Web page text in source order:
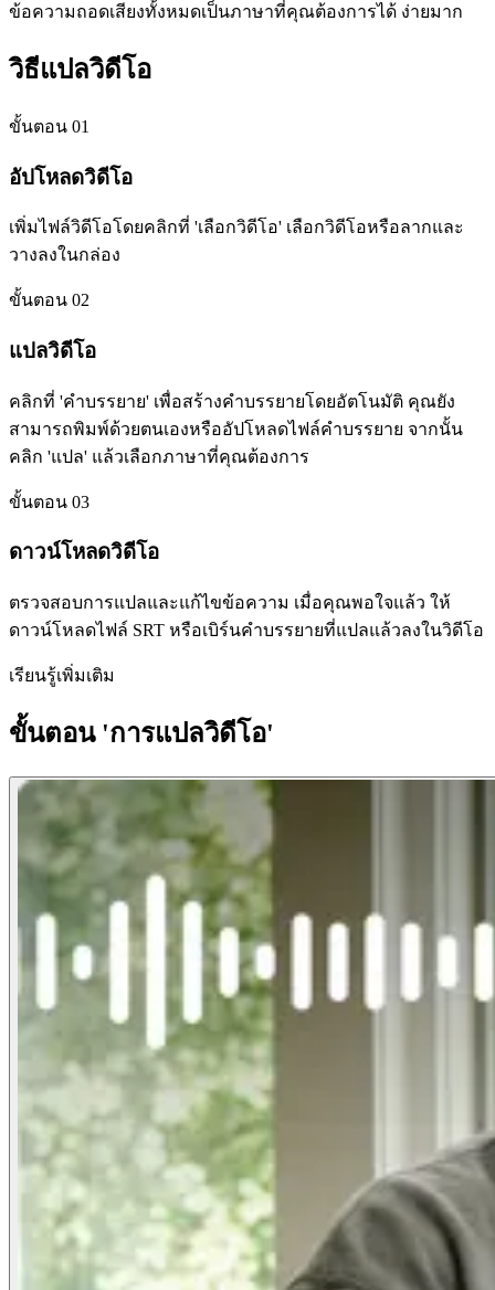
ข้อความถอดเสียงทั้งหมดเป็นภาษาที่คุณต้องการได้ ง่ายมาก
วิธีแปลวิดีโอ
ขั้นตอน 01
อัปโหลดวิดีโอ
เพิ่มไฟล์วิดีโอโดยคลิกที่ 'เลือกวิดีโอ' เลือกวิดีโอหรือลากและ
วางลงในกล่อง
ขั้นตอน 02
แปลวิดีโอ
คลิกที่ 'คำบรรยาย' เพื่อสร้างคำบรรยายโดยอัตโนมัติ คุณยัง
สามารถพิมพ์ด้วยตนเองหรืออัปโหลดไฟล์คำบรรยาย จากนั้น
คลิก 'แปล' แล้วเลือกภาษาที่คุณต้องการ
ขั้นตอน 03
ดาวน์โหลดวิดีโอ
ตรวจสอบการแปลและแก้ไขข้อความ เมื่อคุณพอใจแล้ว ให้
ดาวน์โหลดไฟล์ SRT หรือเบิร์นคำบรรยายที่แปลแล้วลงในวิดีโอ
เรียนรู้เพิ่มเติม
ขั้นตอน 'การแปลวิดีโอ'